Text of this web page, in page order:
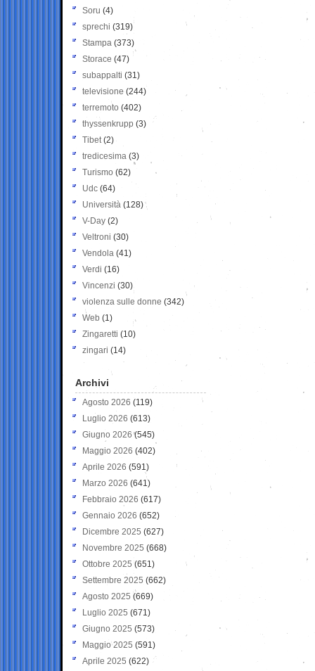
Soru (4)
sprechi (319)
Stampa (373)
Storace (47)
subappalti (31)
televisione(244)
terremoto (402)
thyssenkrupp (3)
Tibet(2)
tredicesima (3)
Turismo (62)
Udc (64)
Università (128)
V-Day (2)
Veltroni (30)
Vendola (41)
Verdi (16)
Vincenzi (30)
violenza sulle donne (342)
Web (1)
Zingaretti (10)
zingari (14)
Archivi
Agosto 2026 (119)
Luglio 2026 (613)
Giugno 2026 (545)
Maggio 2026 (402)
Aprile 2026 (591)
Marzo 2026 (641)
Febbraio 2026 (617)
Gennaio 2026 (652)
Dicembre 2025 (627)
Novembre 2025 (668)
Ottobre 2025 (651)
Settembre 2025 (662)
Agosto 2025 (669)
Luglio 2025 (671)
Giugno 2025 (573)
Maggio 2025 (591)
Aprile 2025 (622)